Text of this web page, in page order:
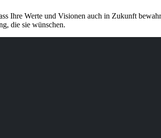
Ihre Werte und Visionen auch in Zukunft
die sie wünschen.